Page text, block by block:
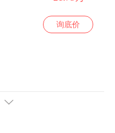
询底价